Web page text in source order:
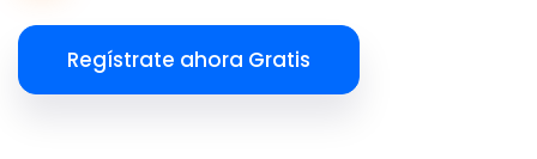
Regístrate ahora Gratis